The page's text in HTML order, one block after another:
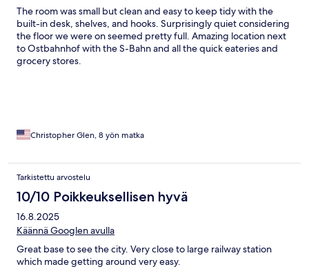
The room was small but clean and easy to keep tidy with the
built-in desk, shelves, and hooks. Surprisingly quiet considering
the floor we were on seemed pretty full. Amazing location next
to Ostbahnhof with the S-Bahn and all the quick eateries and
grocery stores.
Christopher Glen, 8 yön matka
Tarkistettu arvostelu
10/10 Poikkeuksellisen hyvä
16.8.2025
Käännä Googlen avulla
Great base to see the city. Very close to large railway station
which made getting around very easy.